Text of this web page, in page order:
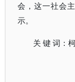
会，这一社会
示。
关 键 词：